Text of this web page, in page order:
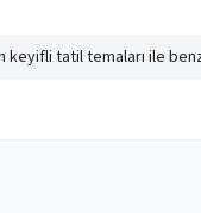
keyifli tatil temaları ile